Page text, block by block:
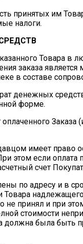
принятых им
налоги.
Товара
заказа
в составе
денежных
форме.
оплаченного
имеет право
этом если
счет
по адресу и в
не принял и при
стоимости
должна была быть